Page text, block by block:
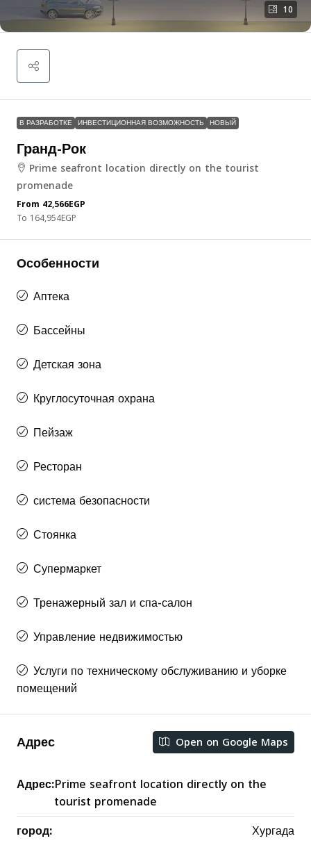
10
В РАЗРАБОТКЕ ИНВЕСТИЦИОННАЯ ВОЗМОЖНОСТЬ НОВЫЙ
Гранд-Рок
Prime seafront location directly on the tourist
promenade
From 42,566EGP
164,954EGP
Особенности
Аптека
Бассейны
Детская зона
Круглосуточная охрана
Пейзаж
Ресторан
система безопасности
Стоянка
Супермаркет
Тренажерный зал и спа-салон
Управление недвижимостью
Услуги по техническому обслуживанию и уборке
помещений
Адрес Open on Google Maps
Адрес:Prime seafront location directly on the
tourist promenade
город:
Хургада